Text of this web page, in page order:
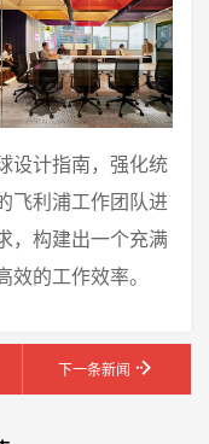
设计指南，强化统
飞利浦工作团队进
，构建出一个充满
的工作效率。
下一条新闻